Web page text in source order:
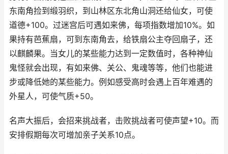
东南角捡到缎羽织，到山林区东北角山洞还给仙女，可使
道德+100。过迷宫后可遇如来佛，每项指数增加10%。如
果持有芭蕉扇，可到东南角去，给铁扇公主夺回扇子，还
以麒麟果。当女儿的某些能力达到一定数值时，各种神仙
鬼怪就会出现，有如来佛、关公、鬼魂等等，他们也能进
步或降低她的某些能力。例如感受高时会遇上百年难遇的
外星人，可使气质+50。
名声大振后，会招来挑战者，击败挑战者可使声望+10。而
安排假期每次可增加亲子关系10点。